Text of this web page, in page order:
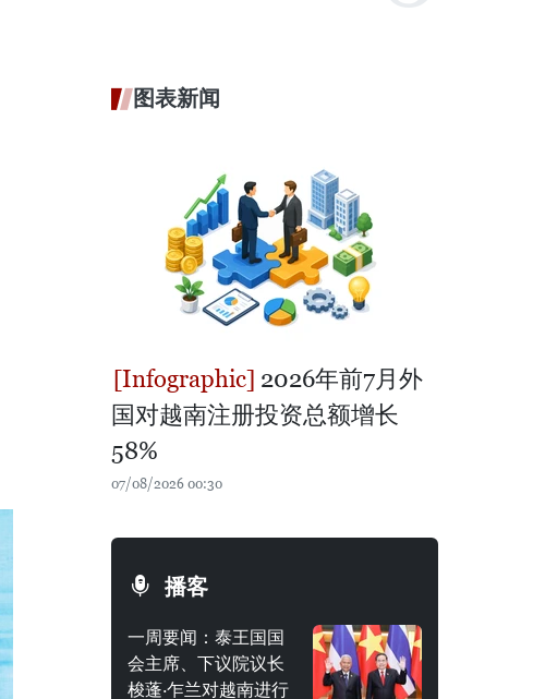
图表新闻
2026年前7月外
国对越南注册投资总额增长
58%
07/08/2026 00:30
播客
一周要闻：泰王国国
会主席、下议院议长
梭蓬·乍兰对越南进行